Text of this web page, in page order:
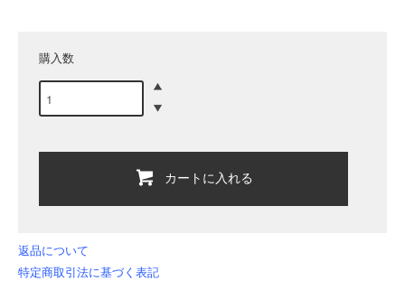
購入数
カートに入れる
返品について
特定商取引法に基づく表記